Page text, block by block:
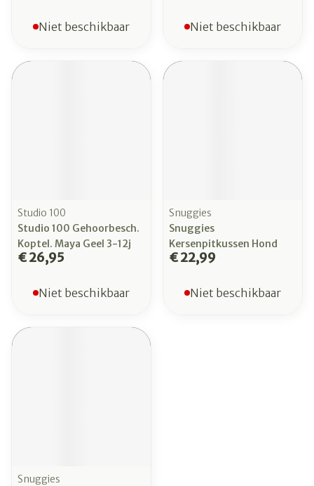
Niet beschikbaar Niet beschikbaar
Studio 100
Studio 100 Gehoorbesch.
Koptel. Maya Geel 3-12j
€ 26,95
Niet beschikbaar
Snuggies
Snuggies
Kersenpitkussen Hond
€ 22,99
Niet beschikbaar
Snuggies